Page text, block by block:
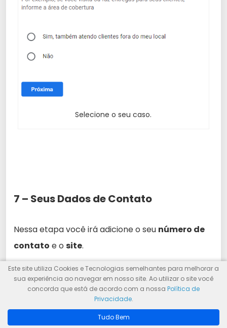
Selecione o seu caso.
7 – Seus Dados de Contato
Nessa etapa você irá adicione o seu número de
contato e o site.
Caso não tenha um site, basta selecionar a opção
não preciso de site“.
Este site utiliza Cookies e Tecnologias semelhantes para melhorar a
sua experiência ao navegar em nosso site. Ao utilizar o site você
concorda que está de acordo com a nossa Política de
Privacidade.
Tudo Bem